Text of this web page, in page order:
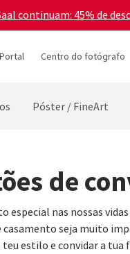
continuam: 45% de
Centro do fotógrafo
Póster / FineArt
de
nas nossas
seja muito
estilo e convidar a